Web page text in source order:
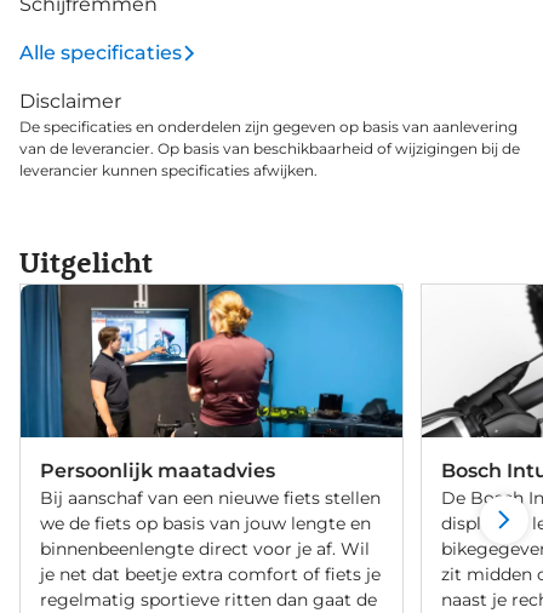
deze brengen je goed gedoseerd tot stilstand.
Alle specificaties
Disclaimer
De specificaties en onderdelen zijn gegeven op basis van aanlevering
van de leverancier. Op basis van beschikbaarheid of wijzigingen bij de
leverancier kunnen specificaties afwijken.
Uitgelicht
Persoonlijk maatadvies
Bij aanschaf van een nieuwe fiets stellen
we de fiets op basis van jouw lengte en
binnenbeenlengte direct voor je af. Wil
je net dat beetje extra comfort of fiets je
regelmatig sportieve ritten dan gaat de
Bosch
De Bosch
display. Je
zit midden
naast je